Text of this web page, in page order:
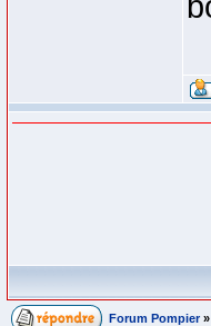
Forum Pompier »